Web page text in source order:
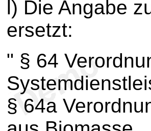
l) Die Angabe
ersetzt:
" § 64
§ 64a